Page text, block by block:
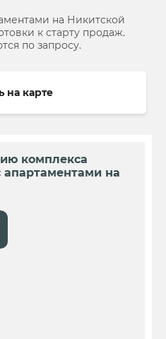
на Никитской
к старту продаж.
по запросу.
на карте
комплекса
на